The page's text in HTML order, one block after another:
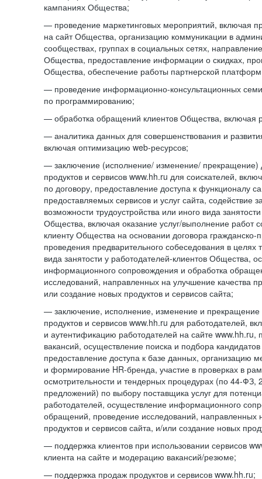
кампаниях Общества;
— проведение маркетинговых мероприятий, включая
на сайт Общества, организацию коммуникации в
сообществах, группах в социальных сетях,
Общества, предоставление информации о скидках,
Общества, обеспечение работы партнерской
— проведение информационно-консультационных
по программированию;
— обработка обращений клиентов Общества, включая
— аналитика данных для совершенствования и
включая оптимизацию web-ресурсов;
— заключение (исполнение/ изменение/ прекращение)
продуктов и сервисов www.hh.ru для соискателей,
по договору, предоставление доступа к функционалу
предоставляемых сервисов и услуг сайта, содействие
возможности трудоустройства или иного вида
Общества, включая оказание услуг/выполнение работ
клиенту Общества на основании договора гражданско-
проведения предварительного собеседования в целях
вида занятости у работодателей-клиентов Общества,
информационного сопровождения и обработка
исследований, направленных на улучшение качества
или создание новых продуктов и сервисов сайта;
— заключение, исполнение, изменение и прекращение
продуктов и сервисов www.hh.ru для работодателей,
и аутентификацию работодателей на сайте www.hh.ru,
вакансий, осуществление поиска и подбора
предоставление доступа к базе данных, организацию
и формирование HR-бренда, участие в проверках в
осмотрительности и тендерных процедурах (по 44-ФЗ,
предложений) по выбору поставщика услуг для
работодателей, осуществление информационного
обращений, проведение исследований, направленных
продуктов и сервисов сайта, и/или создание новых
— поддержка клиентов при использовании сервисов
клиента на сайте и модерацию вакансий/резюме;
— поддержка продаж продуктов и сервисов www.hh.ru;